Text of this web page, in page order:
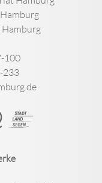
Hamburg
100
233